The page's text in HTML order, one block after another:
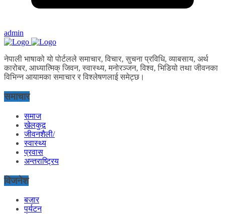
admin
नेपाली भाषाको यो पोर्टलले समाचार, विचार, सुचना प्रविधि, व्याबसाय, अर्थ
कारोबर, आध्यात्मिक् जिवन, स्वास्थ्य, मनोरञ्जन, विश्व, भिडियो तथा जीवनका
विभिन्न आयामका समाचार र विश्लेषणलाई समेट्छ।
समाचार
समाज
खेलकुद़़
जीवनशैली/
स्वास्थ्य
प्रवास
अन्तराष्ट्रिय
विजनेश
बजार
पर्यटन